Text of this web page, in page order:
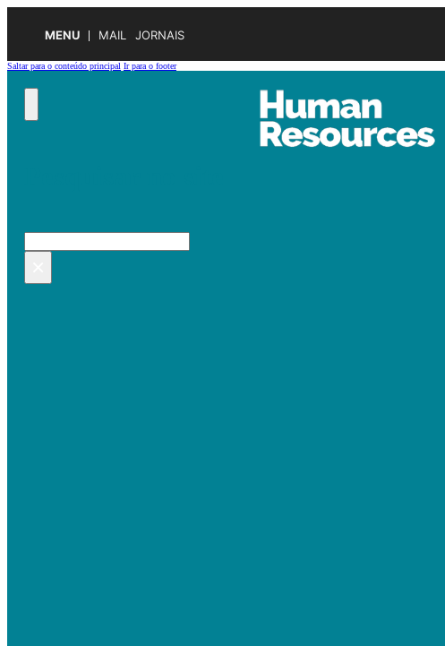
MENU MAIL JORNAIS
Saltar para o conteúdo principal Ir para o footer
Pesquisar